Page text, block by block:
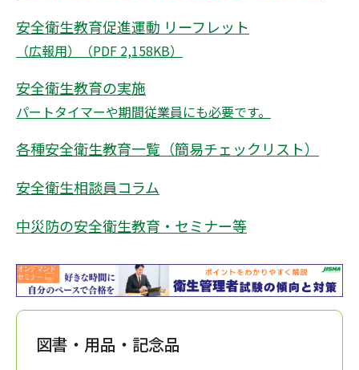
安全衛生教育促進運動 リーフレット
（広報用）（PDF 2,158KB）
安全衛生教育の実施
パートタイマーや期間従業員にも必要です。
各種安全衛生教育一覧（簡易チェックリスト）
安全衛生相談員コラム
中災防の安全衛生教育・セミナー等
図書・用品・記念品